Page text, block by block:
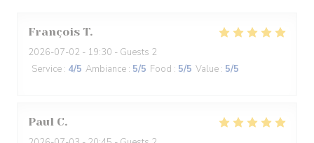
François T
2026-07-02 - 19:30 - Guests 2
Service : 4/5 Ambiance : 5/5 Food : 5/5 Value : 5/5
Paul C